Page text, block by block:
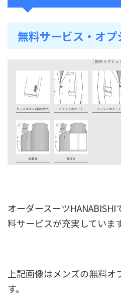
無料サービス・オプ
オーダースーツ
料サービスが充実しています
上記画像はメンズの無料オ
す。